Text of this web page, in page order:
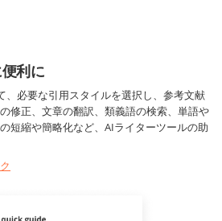
利に
必要な引用スタイルを選択し、参考文献
修正、文章の翻訳、類義語の検索、単語や
短縮や簡略化など、AIライターツールの助